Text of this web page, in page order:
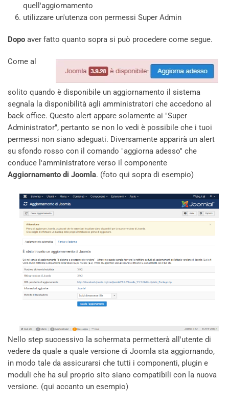
quell'aggiornamento
utilizzare un'utenza con permessi Super Admin
Dopo aver fatto quanto sopra si può procedere come segue.
Come al
solito quando è disponibile un aggiornamento il sistema
segnala la disponibilità agli amministratori che accedono al
back office. Questo alert appare solamente ai "Super
Administrator", pertanto se non lo vedi è possibile che i tuoi
permessi non siano adeguati. Diversamente apparirà un alert
su sfondo rosso con il comando "aggiorna adesso" che
conduce l'amministratore verso il componente
Aggiornamento di Joomla. (foto qui sopra di esempio)
Nello step successivo la schermata permetterà all'utente di
vedere da quale a quale versione di Joomla sta aggiornando,
in modo tale da assicurarsi che tutti i componenti, plugin e
moduli che ha sul proprio sito siano compatibili con la nuova
versione. (qui accanto un esempio)